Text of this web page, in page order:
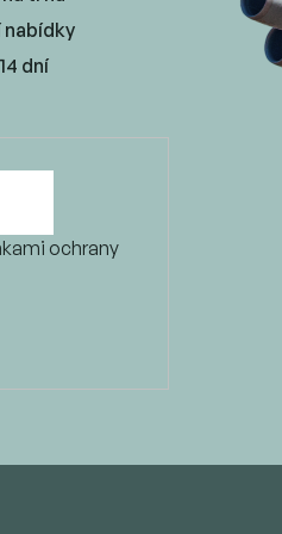
nabídky
dní
ochrany